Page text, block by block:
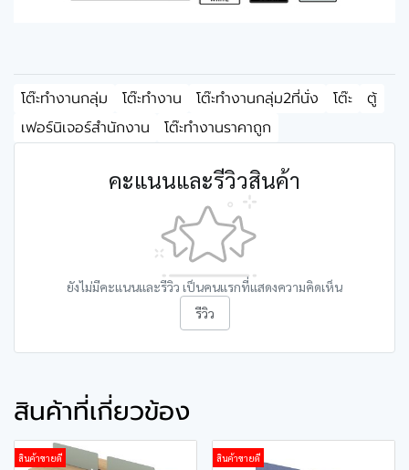
โต๊ะทำงานกลุ่ม โต๊ะทำงาน โต๊ะทำงานกลุ่ม2ที่นั่ง โต๊ะ
ตู้
เฟอร์นิเจอร์สำนักงาน
โต๊ะทำงานราคาถูก
คะแนนและรีวิวสินค้า
ยังไม่มีคะแนนและรีวิว เป็นคนแรกที่แสดงความคิดเห็น
รีวิว
สินค้าที่เกี่ยวข้อง
สินค้าขายดี สินค้าขายดี